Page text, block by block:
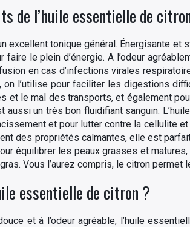
de l’huile essentielle de
excellent tonique général. Énergisante et
faire le plein d’énergie. A l’odeur
en cas d’infections virales
l’utilise pour faciliter les digestions
et le mal des transports, et également
aussi un très bon fluidifiant sanguin.
et pour lutter contre la cellulite
des propriétés calmantes, elle est
équilibrer les peaux grasses et
Vous l’aurez compris, le citron permet
essentielle de citron ?
et à l’odeur agréable, l’huile